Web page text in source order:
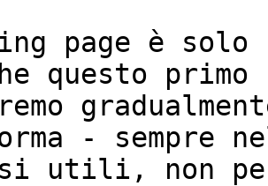
page è solo
questo
- sempre
utili, non